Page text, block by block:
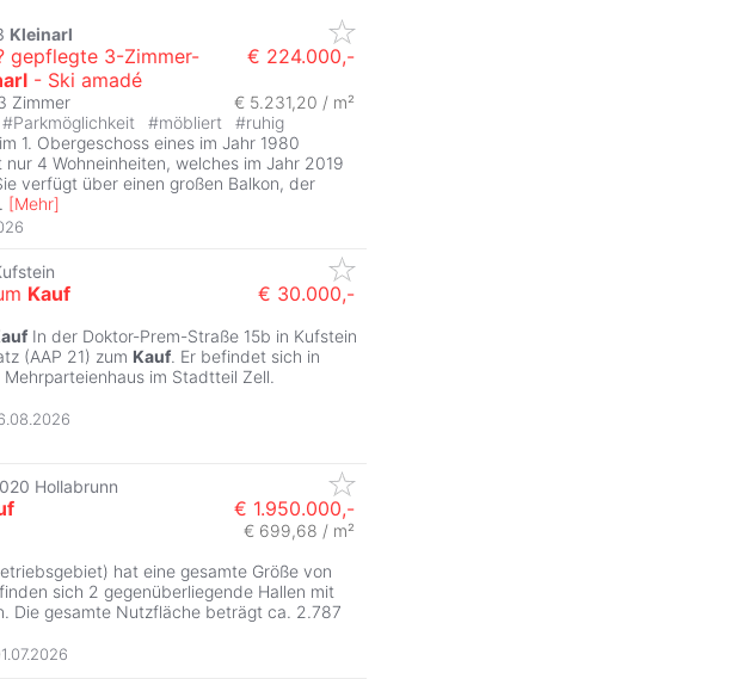
Kleinarl
gepflegte 3-Zimmer-
- Ski amadé
€ 224.000,-
Zimmer
€ 5.231,20 / m²
#Parkmöglichkeit #möbliert #ruhig
1. Obergeschoss eines im Jahr 1980
4 Wohneinheiten, welches im Jahr 2019
verfügt über einen großen Balkon, der
[Mehr]
Kauf € 30.000,-
In der Doktor-Prem-Straße 15b in Kufstein
(AAP 21) zum Kauf. Er befindet sich in
im Stadtteil Zell.
Hollabrunn
€ 1.950.000,-
€ 699,68 / m²
hat eine gesamte Größe von
sich 2 gegenüberliegende Hallen mit
Die gesamte Nutzfläche beträgt ca. 2.787